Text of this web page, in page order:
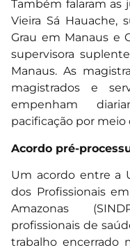
Também falaram as
Vieira Sá Hauache,
Grau em Manaus e
supervisora
Manaus. As
magistrados e
empenham
pacificação por meio
Acordo pré-
Um acordo entre a
dos Profissionais
Amazonas
profissionais de
trabalho encerrado